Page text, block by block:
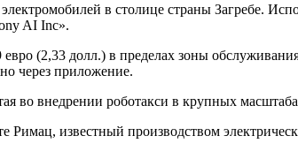
в столице страны Загребе.
AI Inc».
(2,33 долл.) в пределах зоны
через приложение.
во внедрении роботакси в крупных
известный производством